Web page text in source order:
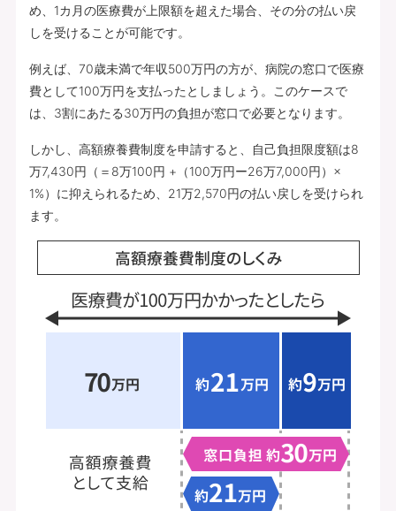
め、1カ月の医療費が上限額を超えた場合、その分の払い戻
しを受けることが可能です。
例えば、70歳未満で年収500万円の方が、病院の窓口で医療
費として100万円を支払ったとしましょう。このケースで
は、3割にあたる30万円の負担が窓口で必要となります。
しかし、高額療養費制度を申請すると、自己負担限度額は8
万7,430円（＝8万100円 +（100万円ー26万7,000円）×
1%）に抑えられるため、21万2,570円の払い戻しを受けられ
ます。